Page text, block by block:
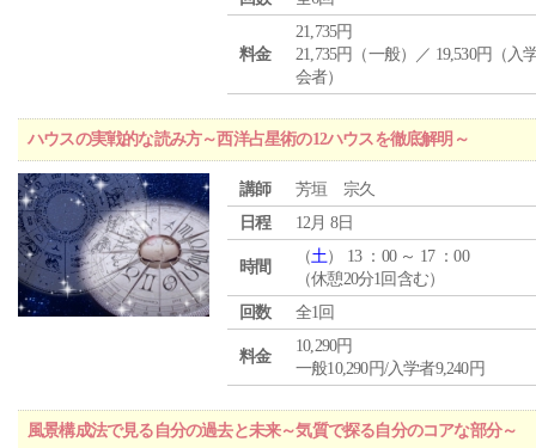
料金
21,735円
21,735円（一般）／ 19,530円（入
会者）
ハウスの実戦的な読み方～西洋占星術の12ハウスを徹底解明～
講師
芳垣 宗久
日程
12月 8日
時間
（土） 13 ：00 ～ 17 ：00
（休憩20分1回含む）
回数
全1回
料金
10,290円
一般10,290円/入学者9,240円
風景構成法で見る自分の過去と未来～気質で探る自分のコアな部分～